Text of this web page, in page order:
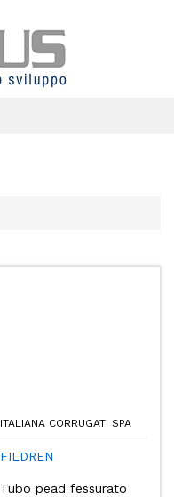
ITALIANA CORRUGATI SPA
FILDREN
Tubo pead fessurato